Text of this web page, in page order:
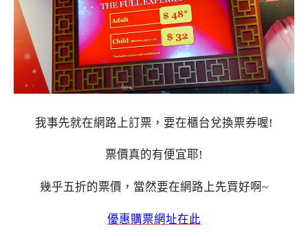
我事先就在網路上訂票，要在櫃台兌換票券喔!
票價真的有便宜耶!
幾乎五折的票價，當然要在網路上先買好啊~
優惠購票網址在此